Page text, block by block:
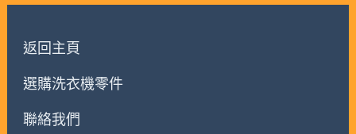
返回主頁
選購洗衣機零件
聯絡我們